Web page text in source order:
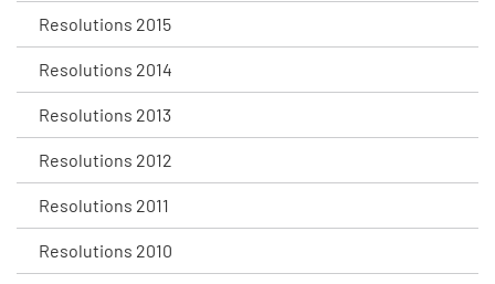
Resolutions 2015
Resolutions 2014
Resolutions 2013
Resolutions 2012
Resolutions 2011
Resolutions 2010